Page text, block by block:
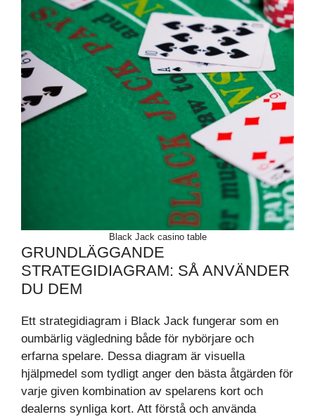
Black Jack casino table
GRUNDLÄGGANDE
STRATEGIDIAGRAM: SÅ ANVÄNDER
DU DEM
Ett strategidiagram i Black Jack fungerar som en
oumbärlig vägledning både för nybörjare och
erfarna spelare. Dessa diagram är visuella
hjälpmedel som tydligt anger den bästa åtgärden för
varje given kombination av spelarens kort och
dealerns synliga kort. Att förstå och använda